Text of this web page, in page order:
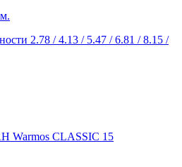
2.78 / 4.13 / 5.47 / 6.81 / 8.15 /
Warmos CLASSIC 15